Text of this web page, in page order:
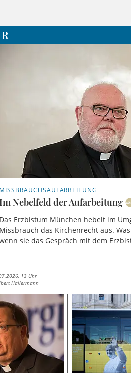
MISSBRAUCHSAUFARBEITUNG
Im Nebelfeld der Aufarbeitung
Das Erzbistum München hebelt im
Missbrauch das Kirchenrecht aus.
wenn sie das Gespräch mit dem
13 Uhr
Hallermann